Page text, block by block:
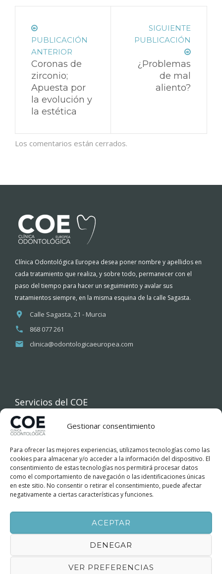
Gestionar consentimiento
Para ofrecer las mejores experiencias, utilizamos tecnologías como las
cookies para almacenar y/o acceder a la información del dispositivo. El
consentimiento de estas tecnologías nos permitirá procesar datos
como el comportamiento de navegación o las identificaciones únicas
en este sitio. No consentir o retirar el consentimiento, puede afectar
negativamente a ciertas características y funciones.
ACEPTAR
DENEGAR
VER PREFERENCIAS
PUBLICACIÓN
ANTERIOR
Coronas de
zirconio;
Apuesta por
la evolución y
la estética
SIGUIENTE
PUBLICACIÓN
¿Problemas
de mal
aliento?
Los comentarios están cerrados.
Clínica Odontológica Europea desea poner nombre y apellidos en
cada tratamiento que realiza, y sobre todo, permanecer con el
paso del tiempo para hacer un seguimiento y avalar sus
tratamientos siempre, en la misma esquina de la calle Sagasta.
Calle Sagasta, 21 - Murcia
868 077 261
clinica@odontologicaeuropea.com
Servicios del COE
INICIO
COE
TRATAMIENTOS DENTALES